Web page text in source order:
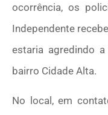
ocorrência, os
Independente
estaria agredindo
bairro Cidade Alta.
No local, em